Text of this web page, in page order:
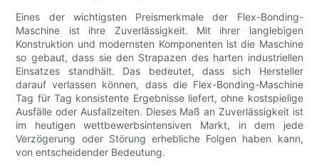
Eines der wichtigsten Preismerkmale der Flex-Bonding-
Maschine ist ihre Zuverlässigkeit. Mit ihrer langlebigen
Konstruktion und modernsten Komponenten ist die Maschine
so gebaut, dass sie den Strapazen des harten industriellen
Einsatzes standhält. Das bedeutet, dass sich Hersteller
darauf verlassen können, dass die Flex-Bonding-Maschine
Tag für Tag konsistente Ergebnisse liefert, ohne kostspielige
Ausfälle oder Ausfallzeiten. Dieses Maß an Zuverlässigkeit ist
im heutigen wettbewerbsintensiven Markt, in dem jede
Verzögerung oder Störung erhebliche Folgen haben kann,
von entscheidender Bedeutung.